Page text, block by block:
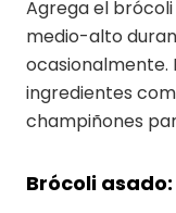
Agrega el
medio-alto
ocasionalmente.
ingredientes
champiñones
Brócoli asado: